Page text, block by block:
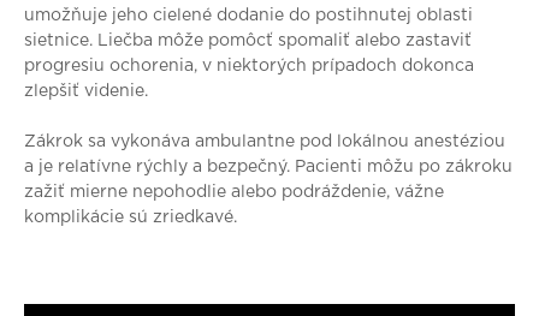
umožňuje jeho cielené dodanie do postihnutej oblasti
sietnice. Liečba môže pomôcť spomaliť alebo zastaviť
progresiu ochorenia, v niektorých prípadoch dokonca
zlepšiť videnie.
Zákrok sa vykonáva ambulantne pod lokálnou anestéziou
a je relatívne rýchly a bezpečný. Pacienti môžu po zákroku
zažiť mierne nepohodlie alebo podráždenie, vážne
komplikácie sú zriedkavé.